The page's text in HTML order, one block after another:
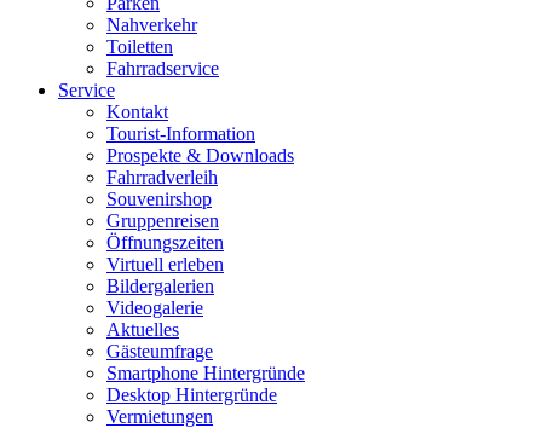
Nahverkehr
Toiletten
Fahrradservice
Service
Kontakt
Tourist-Information
Prospekte & Downloads
Fahrradverleih
Souvenirshop
Gruppenreisen
Öffnungszeiten
Virtuell erleben
Bildergalerien
Videogalerie
Aktuelles
Gästeumfrage
Smartphone Hintergründe
Desktop Hintergründe
Vermietungen